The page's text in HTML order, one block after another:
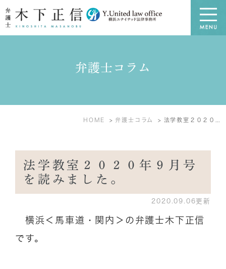
弁護士コラム
HOME 弁護士コラム
法学教室２０２０年９月号
を読みました。
2020.09.06更新
横浜＜馬車道・関内＞の弁護士木下正信
です。